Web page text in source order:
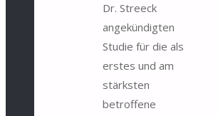
Dr. Streeck
angekündigten
Studie für die als
erstes und am
stärksten
betroffene